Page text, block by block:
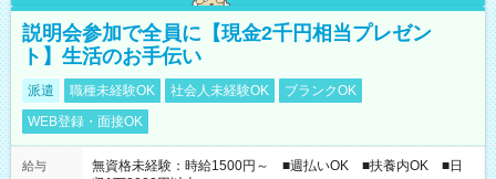
説明会参加で全員に【現金2千円相当プレゼン
ト】生活のお手伝い
派遣 職種未経験OK 社会人未経験OK
ブランクOK
WEB登録・面接OK
給与
無資格未経験：時給1500円～ ■週払いOK ■扶養内OK ■日